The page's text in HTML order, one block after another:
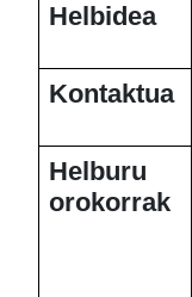
Helbidea
Kontaktua
Helburu
orokorrak